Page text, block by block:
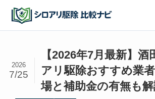
【2026年7月最新】酒
アリ駆除おすすめ業
場と補助金の有無も
2026
7/25